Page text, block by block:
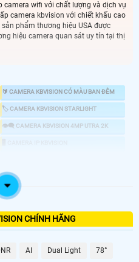
camera wifi với chất lượng và dịch vụ
camera kbvision với chiết khấu cao
phẩm thương hiệu USA được
hiệu camera quan sát uy tín tại thị
🔰 CAMERA KBVISION CÓ MÀU BAN ĐÊM
🏷 CAMERA KBVISION STARLIGHT
👁️‍🗨️ CAMERA KBVISION 4MP UTRA 2K
💤 CAMERA AI KBVISION
CHÍNH HÃNG
AI Dual Light 78°